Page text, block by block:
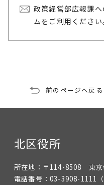
政策経営部広報課
ムをご利用ください
前のページへ戻る
北区役所
所在地： 〒114-8508 東京
電話番号： 03-3908-1111